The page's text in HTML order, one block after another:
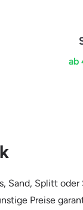
ab
Sand, Splitt
Preise